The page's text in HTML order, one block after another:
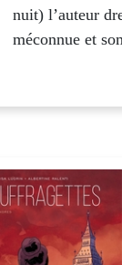
nuit) l’auteur
méconnue et